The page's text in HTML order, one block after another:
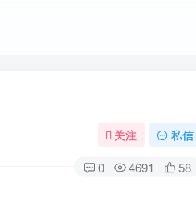
关注 私信
0 4691 58